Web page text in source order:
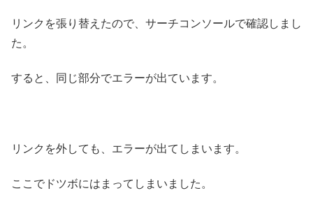
リンクを張り替えたので、サーチコンソールで確認しまし
た。
すると、同じ部分でエラーが出ています。
リンクを外しても、エラーが出てしまいます。
ここでドツボにはまってしまいました。